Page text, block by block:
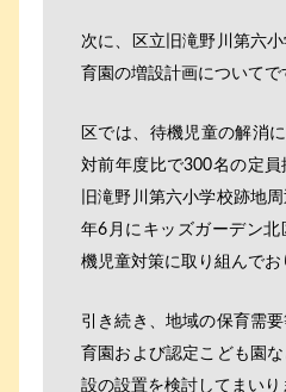
次に、区立旧滝野川第六
育園の増設計画についてで
区では、待機児童の解消
対前年度比で300名の定員
旧滝野川第六小学校跡地
年6月にキッズガーデン
機児童対策に取り組んでお
引き続き、地域の保育需
育園および認定こども園
設の設置を検討してまいり